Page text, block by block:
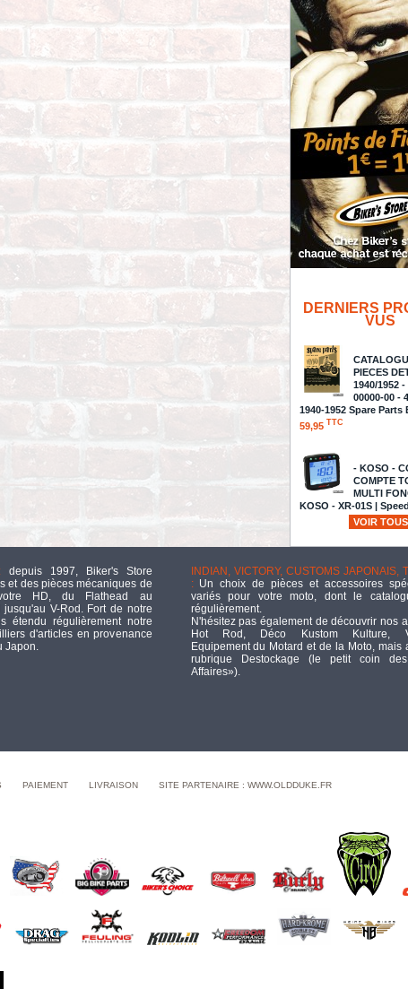
DERNIERS
VUS
PIECES
1940/1952 -
00000-00 -
1940-1952 Spare Parts
59,95 TTC
- KOSO -
COMPTE
MULTI
KOSO - XR-01S |
Street version -
WSCRN RACE-IRID
191,40 TTC
VOILE DE
X 2.50 - 40
DROP
VALVE METAL
- SWEAT
CAPUCHE -
S A
75
VOIR TOUS
depuis 1997, Biker's Store
et des pièces mécaniques de
HD, du Flathead au
jusqu'au V-Rod. Fort de notre
étendu régulièrement notre
d'articles en provenance
Japon.
INDIAN, VICTORY, CUSTOMS JAPONAIS,
:Un choix de pièces et accessoires
variés pour votre moto, dont le
régulièrement.
N'hésitez pas également de découvrir nos
Hot Rod, Déco Kustom Kulture,
Equipement du Motard et de la Moto, mais
rubrique Destockage (le petit coin
Affaires»).
PAIEMENT LIVRAISON SITE PARTENAIRE : WWW.OLDDUKE.FR